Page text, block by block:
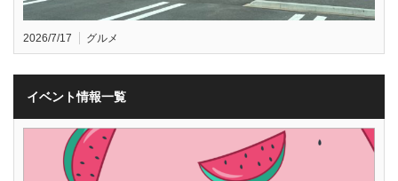
2026/7/17 グルメ
イベント情報一覧